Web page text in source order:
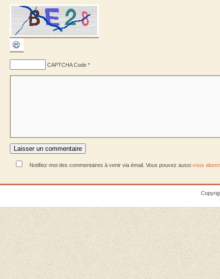
CAPTCHA Code *
Notifiez-moi des commentaires à venir via émail. Vous pouvez aussi vous